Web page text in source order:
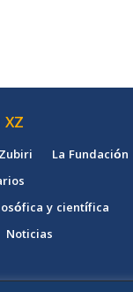
La Fundación
y científica
Noticias